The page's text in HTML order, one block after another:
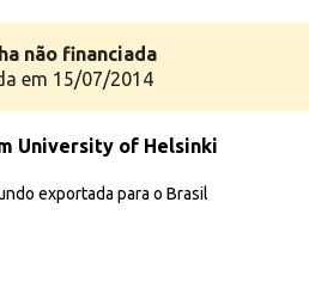
não financiada
em 15/07/2014
University of Helsinki
exportada para o Brasil